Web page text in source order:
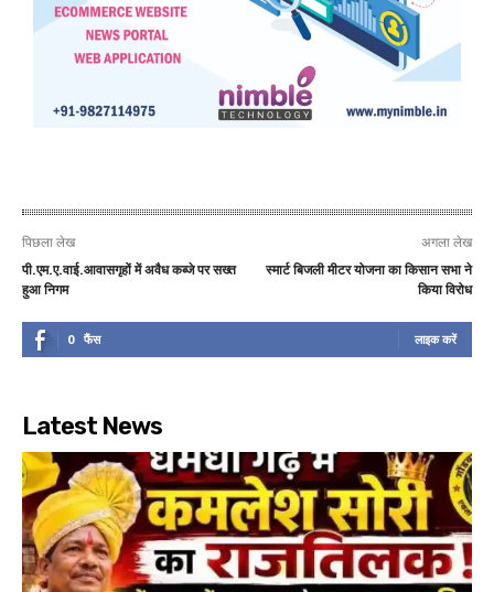
पिछला लेख
पी.एम.ए.वाई.आवासगृहों में अवैध कब्जे पर सख्त
हुआ निगम
अगला लेख
स्मार्ट बिजली मीटर योजना का किसान सभा ने
किया विरोध
0 फैंस लाइक करें
Latest News